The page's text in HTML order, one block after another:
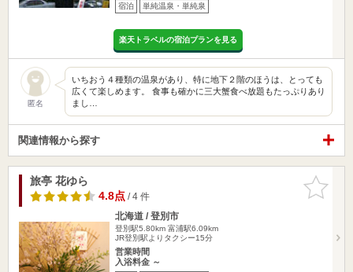
宿泊 単純温泉・単純泉
楽天トラベルの宿泊プランを見る
匿名
いちおう４種類の温泉があり、特に地下２階のほうは、とっても
広くて楽しめます。 食事も確かに三大蟹食べ放題もたっぷりあり
まし…
関連情報から探す
お気に入
りに追加
旅亭 花ゆら
4.8点/ 4 件
北海道 / 登別市
登別駅5.80km 富浦駅6.09km
JR登別駅よりタクシー15分
営業時間
入浴料金 ～